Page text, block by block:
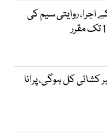
روایتی سیم کی
کل ہوگی، پرانا